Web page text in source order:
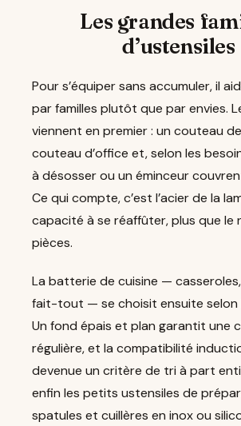
Les grandes
d’ustensiles
Pour s’équiper sans accumuler, il
par familles plutôt que par envies.
viennent en premier : un couteau
couteau d’office et, selon les
à désosser ou un éminceur
Ce qui compte, c’est l’acier de la
capacité à se réaffûter, plus que le
pièces.
La batterie de cuisine —
fait-tout — se choisit ensuite selon
Un fond épais et plan garantit une
régulière, et la compatibilité
devenue un critère de tri à part
enfin les petits ustensiles de
spatules et cuillères en inox ou